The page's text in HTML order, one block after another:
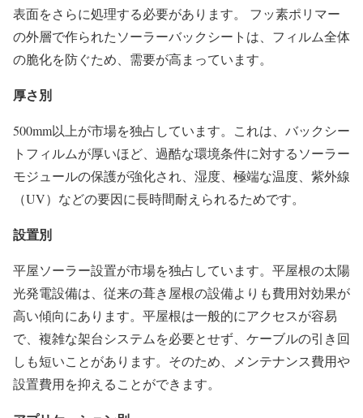
表面をさらに処理する必要があります。 フッ素ポリマー
の外層で作られたソーラーバックシートは、フィルム全体
の脆化を防ぐため、需要が高まっています。
厚さ別
500mm以上が市場を独占しています。これは、バックシー
トフィルムが厚いほど、過酷な環境条件に対するソーラー
モジュールの保護が強化され、湿度、極端な温度、紫外線
（UV）などの要因に長時間耐えられるためです。
設置別
平屋ソーラー設置が市場を独占しています。平屋根の太陽
光発電設備は、従来の葺き屋根の設備よりも費用対効果が
高い傾向にあります。平屋根は一般的にアクセスが容易
で、複雑な架台システムを必要とせず、ケーブルの引き回
しも短いことがあります。そのため、メンテナンス費用や
設置費用を抑えることができます。